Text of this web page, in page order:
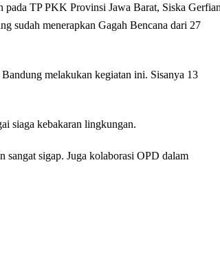
TP PKK Provinsi Jawa Barat, Siska
sudah menerapkan Gagah Bencana dari 27
melakukan kegiatan ini. Sisanya 13
siaga kebakaran lingkungan.
sigap. Juga kolaborasi OPD dalam